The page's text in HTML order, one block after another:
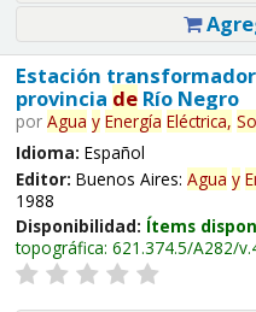
Estación
provincia deRío Negro
por Agua y Energía Eléctrica,
Idioma: Español
Editor: Buenos Aires: Agua y
1988
Disponibilidad: Ítems
topográfica: 621.374.5/A282/